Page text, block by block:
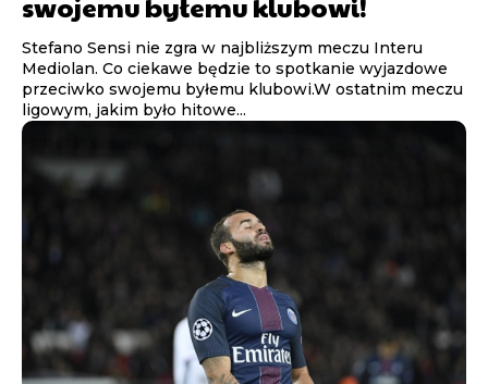
Stefano Sensi nie zgra w najbliższym meczu Interu
Mediolan. Co ciekawe będzie to spotkanie wyjazdowe
przeciwko swojemu byłemu klubowi.W ostatnim meczu
ligowym, jakim było hitowe...